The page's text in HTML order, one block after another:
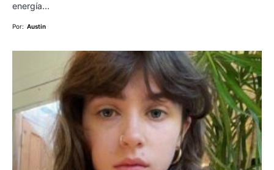
energía…
Por: Austin